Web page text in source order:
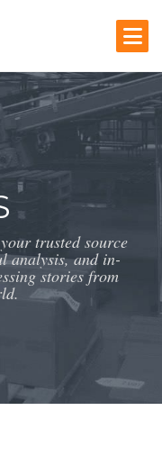
trusted source
analysis, and in-
stories from